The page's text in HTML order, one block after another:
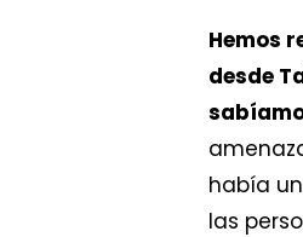
Hemos
desde
había
las